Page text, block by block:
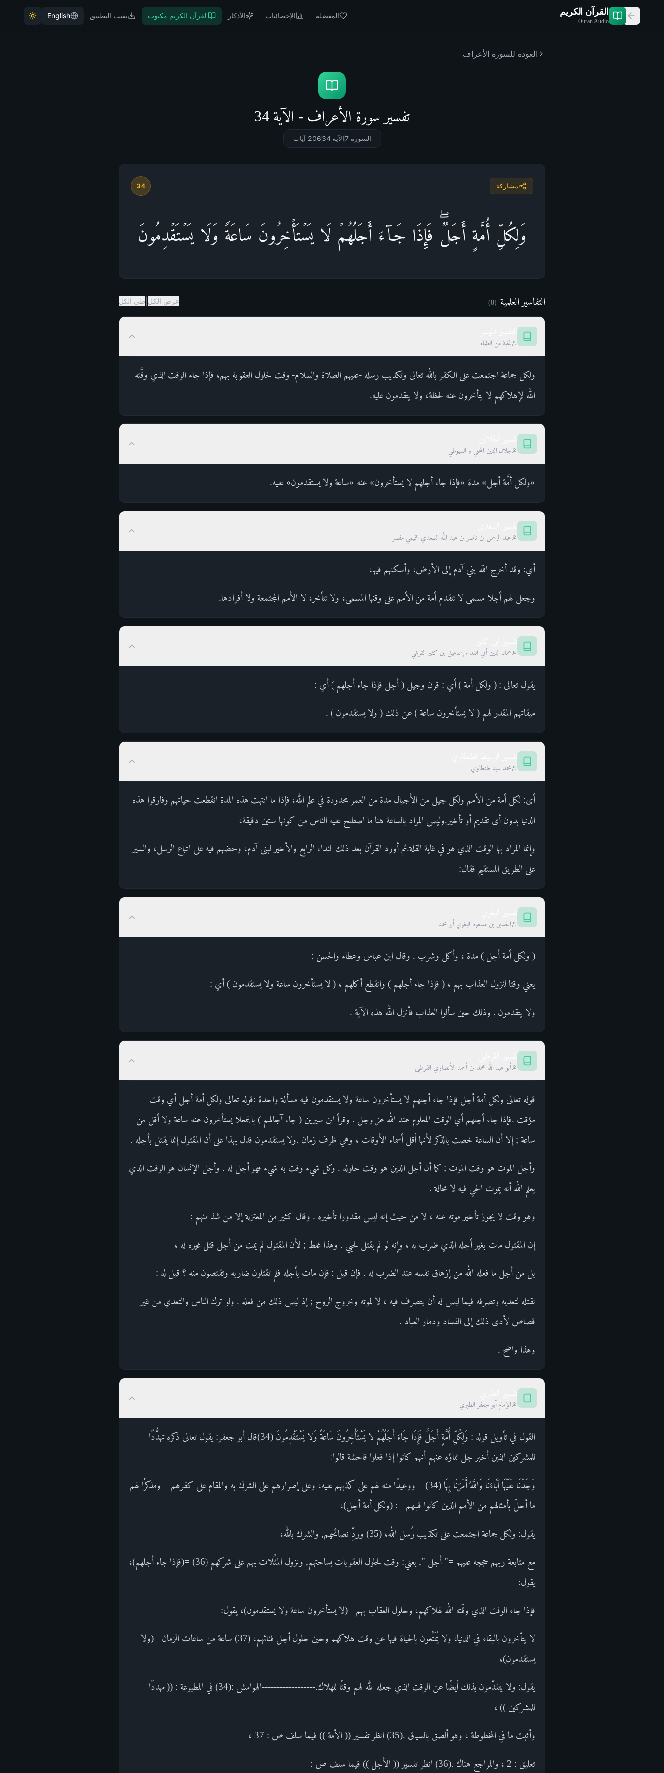
القرآن الكريم
Quran Audio
المفضلة الإحصائيات الأذكار القرآن الكريم مكتوب تثبيت التطبيق English
العودة للسورة الأعراف
تفسير سورة الأعراف - الآية 34
السورة 7 الآية 34 206 آيات
مشاركة 34
وَلِكُلِّ أُمَّةٍ أَجَلࣱۖ فَإِذَا جَاۤءَ أَجَلُهُمۡ لَا یَسۡتَأۡخِرُونَ سَاعَةࣰ وَلَا یَسۡتَقۡدِمُونَ
التفاسير العلمية (
8
) عرض الكل طي الكل
نخبة من العلماء
ولكل جماعة اجتمعت على الكفر بالله تعالى وتكذيب رسله -عليهم الصلاة والسلام- وقت لحلول العقوبة بهم، فإذا جاء الوقت الذي وقَّته
الله لإهلاكهم لا يتأخرون عنه لحظة، ولا يتقدمون عليه.
جلال الدين المحلي و السيوطي
«ولكل أمَّة أجل» مدة «فإذا جاء أجلهم لا يستأخرون» عنه «ساعة ولا يستقدمون» عليه.
عبد الرحمن بن ناصر بن عبد الله السعدي التميمي مفسر
أي: وقد أخرج اللّه بني آدم إلى الأرض، وأسكنهم فيها،
وجعل لهم أجلا مسمى لا تتقدم أمة من الأمم على وقتها المسمى، ولا تتأخر، لا الأمم المجتمعة ولا أفرادها.
عماد الدين أبي الفداء إسماعيل بن كثير القرشي
يقول تعالى : ( ولكل أمة ) أي : قرن وجيل ( أجل فإذا جاء أجلهم ) أي :
ميقاتهم المقدر لهم ( لا يستأخرون ساعة ) عن ذلك ( ولا يستقدمون ) .
محمد سيد طنطاوي
أى: لكل أمة من الأمم ولكل جيل من الأجيال مدة من العمر محدودة في علم الله، فإذا ما انتهت هذه المدة انقطعت حياتهم وفارقوا هذه
الدنيا بدون أى تقديم أو تأخير.وليس المراد بالساعة هنا ما اصطلح عليه الناس من كونها ستين دقيقة،
وإنما المراد بها الوقت الذي هو في غاية القلة.ثم أورد القرآن بعد ذلك النداء الرابع والأخير لبنى آدم، وحضهم فيه على اتباع الرسل، والسير
على الطريق المستقيم فقال:
الحسين بن مسعود البغوي أبو محمد
( ولكل أمة أجل ) مدة ، وأكل وشرب . وقال ابن عباس وعطاء والحسن :
يعني وقتا لنزول العذاب بهم ، ( فإذا جاء أجلهم ) وانقطع أكلهم ، ( لا يستأخرون ساعة ولا يستقدمون ) أي :
ولا يتقدمون . وذلك حين سألوا العذاب فأنزل الله هذه الآية .
أبو عبد الله محمد بن أحمد الأنصاري القرطبي
قوله تعالى ولكل أمة أجل فإذا جاء أجلهم لا يستأخرون ساعة ولا يستقدمون فيه مسألة واحدة :قوله تعالى ولكل أمة أجل أي وقت
مؤقت .فإذا جاء أجلهم أي الوقت المعلوم عند الله عز وجل . وقرأ ابن سيرين ( جاء آجالهم ) بالجمعلا يستأخرون عنه ساعة ولا أقل من
ساعة ; إلا أن الساعة خصت بالذكر لأنها أقل أسماء الأوقات ، وهي ظرف زمان .ولا يستقدمون فدل بهذا على أن المقتول إنما يقتل بأجله .
وأجل الموت هو وقت الموت ; كما أن أجل الدين هو وقت حلوله . وكل شيء وقت به شيء فهو أجل له . وأجل الإنسان هو الوقت الذي
يعلم الله أنه يموت الحي فيه لا محالة .
وهو وقت لا يجوز تأخير موته عنه ، لا من حيث إنه ليس مقدورا تأخيره . وقال كثير من المعتزلة إلا من شذ منهم :
إن المقتول مات بغير أجله الذي ضرب له ، وإنه لو لم يقتل لحيي . وهذا غلط ; لأن المقتول لم يمت من أجل قتل غيره له ،
بل من أجل ما فعله الله من إزهاق نفسه عند الضرب له . فإن قيل : فإن مات بأجله فلم تقتلون ضاربه وتقتصون منه ؟ قيل له :
نقتله لتعديه وتصرفه فيما ليس له أن يتصرف فيه ، لا لموته وخروج الروح ; إذ ليس ذلك من فعله . ولو ترك الناس والتعدي من غير
قصاص لأدى ذلك إلى الفساد ودمار العباد .
وهذا واضح .
الإمام أبو جعفر الطبري
القول في تأويل قوله : وَلِكُلِّ أُمَّةٍ أَجَلٌ فَإِذَا جَاءَ أَجَلُهُمْ لا يَسْتَأْخِرُونَ سَاعَةً وَلا يَسْتَقْدِمُونَ (34)قال أبو جعفر: يقول تعالى ذكره تهدُّدًا
للمشركين الذين أخبر جل ثناؤه عنهم أنهم كانوا إذا فعلوا فاحشة قالوا:
وَجَدْنَا عَلَيْهَا آبَاءَنَا وَاللَّهُ أَمَرَنَا بِهَا (34) = ووعيدًا منه لهم على كذبهم عليه، وعلى إصرارهم على الشرك به والمقام على كفرهم = ومذكرًا لهم
ما أحلّ بأمثالهم من الأمم الذين كانوا قبلهم= : (ولكل أمة أجل)،
يقول: ولكل جماعة اجتمعت على تكذيب رُسل الله، (35) وردِّ نصائحهم, والشرك بالله،
مع متابعة ربهم حججه عليهم =" أجل ", يعني: وقت لحلول العقوبات بساحتهم, ونزول المثُلات بهم على شركهم (36) =(فإذا جاء أجلهم)،
يقول:
فإذا جاء الوقت الذي وقّته الله لهلاكهم، وحلول العقاب بهم =(لا يستأخرون ساعة ولا يستقدمون)، يقول:
لا يتأخرون بالبقاء في الدنيا، ولا يُمَتَّعون بالحياة فيها عن وقت هلاكهم وحين حلول أجل فنائهم، (37) ساعة من ساعات الزمان =(ولا
يستقدمون)،
يقول: ولا يتقدّمون بذلك أيضًا عن الوقت الذي جعله الله لهم وقتًا للهلاك.------------------الهوامش :(34) في المطبوعة : (( مهددًا
للمشركين )) ،
وأثبت ما في المخطوطة ، وهو ألصق بالسياق .(35) انظر تفسير (( الأمة )) فيما سلف ص : 37 ،
تعليق : 2 ، والمراجع هناك .(36) انظر تفسير (( الأجل )) فيما سلف ص :